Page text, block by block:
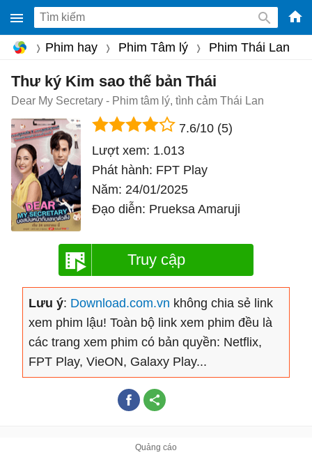
-
Phim hay Phim Tâm lý Phim Thái Lan
Thư ký Kim sao thế bản Thái
Dear My Secretary - Phim tâm lý, tình cảm Thái Lan
7.6/10 (5)
Lượt xem: 1.013
Phát hành: FPT Play
Năm: 24/01/2025
Đạo diễn: Prueksa Amaruji
Truy cập
Lưu ý: Download.com.vn không chia sẻ link
xem phim lậu! Toàn bộ link xem phim đều là
các trang xem phim có bản quyền: Netflix,
FPT Play, VieON, Galaxy Play...